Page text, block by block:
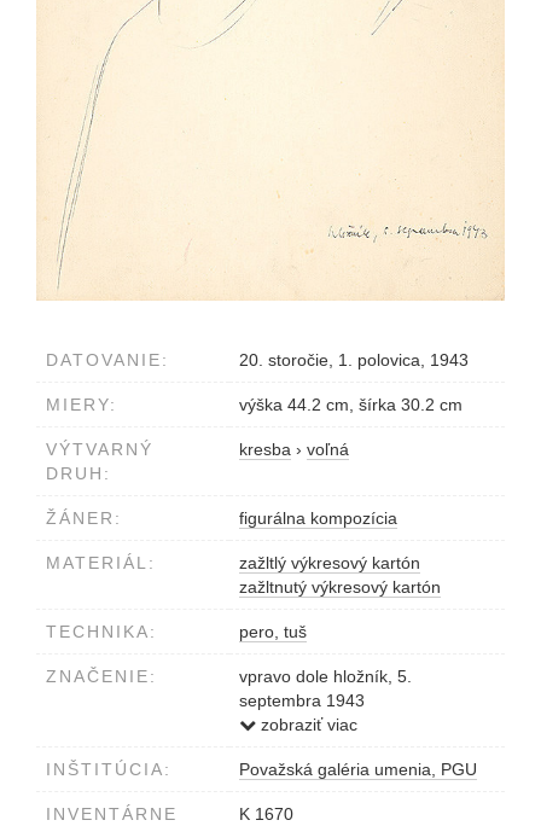
DATOVANIE: 20. storočie, 1. polovica, 1943
MIERY: výška 44.2 cm, šírka 30.2 cm
VÝTVARNÝ
DRUH:
kresba › voľná
ŽÁNER: figurálna kompozícia
MATERIÁL:
zažltlý výkresový kartón
zažltnutý výkresový kartón
TECHNIKA: pero, tuš
ZNAČENIE:
vpravo dole hložník, 5.
septembra 1943
null0001000058
zobraziť viac
INŠTITÚCIA: Považská galéria umenia, PGU
INVENTÁRNE
K 1670